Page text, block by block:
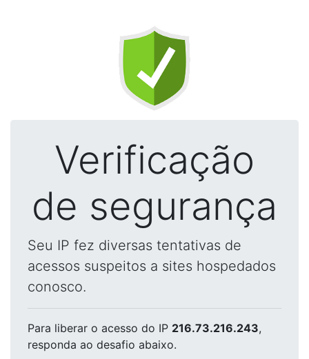
Verificação
de segurança
Seu IP fez diversas tentativas de
acessos suspeitos a sites hospedados
conosco.
Para liberar o acesso do IP 216.73.216.243,
responda ao desafio abaixo.